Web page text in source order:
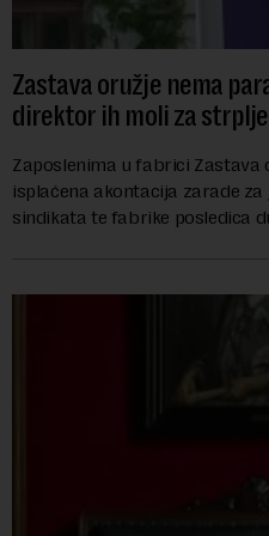
Zastava oružje nema
direktor ih moli za
Zaposlenima u fabrici Zastava
isplaćena akontacija zarade
sindikata te fabrike posledica